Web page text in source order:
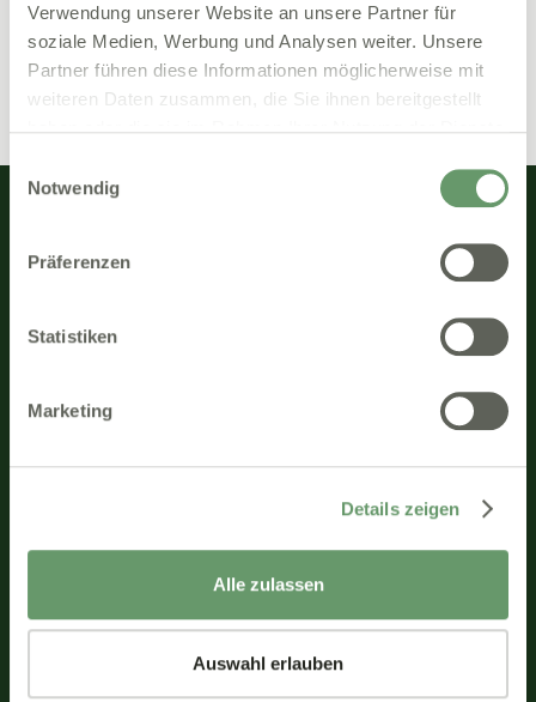
Verwendung unserer Website an unsere Partner für
soziale Medien, Werbung und Analysen weiter. Unsere
Partner führen diese Informationen möglicherweise mit
weiteren Daten zusammen, die Sie ihnen bereitgestellt
haben oder die sie im Rahmen Ihrer Nutzung der Dienste
Einwilligungsauswahl
Notwendig
Präferenzen
Statistiken
Marketing
Details zeigen
Alle zulassen
Auswahl erlauben
E-mail
support@nelly-solutions.it
Documenti digitali
Pagamenti
Prezzi
I partner
Stiamo assumendo!
Al portale per i pazienti ↗
Assistenza clienti per studi medici